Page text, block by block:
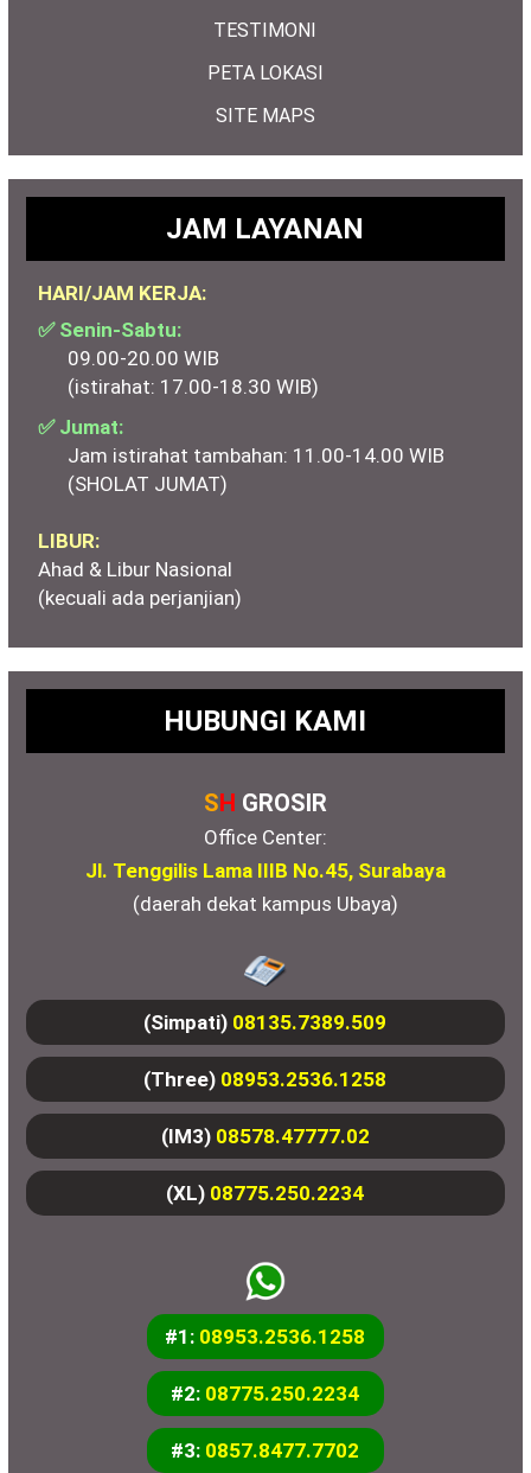
TESTIMONI
PETA LOKASI
SITE MAPS
JAM LAYANAN
HARI/JAM KERJA:
✅ Senin-Sabtu:
09.00-20.00 WIB
(istirahat: 17.00-18.30 WIB)
✅ Jumat:
Jam istirahat tambahan: 11.00-14.00 WIB
(SHOLAT JUMAT)
LIBUR:
Ahad & Libur Nasional
(kecuali ada perjanjian)
HUBUNGI KAMI
SH GROSIR
Office Center:
Jl. Tenggilis Lama IIIB No.45, Surabaya
(daerah dekat kampus Ubaya)
(Simpati) 08135.7389.509
(Three) 08953.2536.1258
(IM3) 08578.47777.02
(XL) 08775.250.2234
#1: 08953.2536.1258
#2: 08775.250.2234
#3: 0857.8477.7702